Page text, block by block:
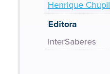
Henrique Chupil
Editora
InterSaberes